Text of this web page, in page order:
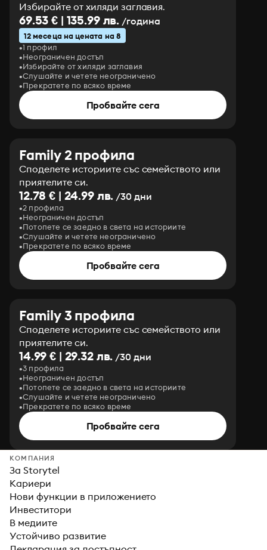
Избирайте от хиляди заглавия.
69.53 € | 135.99 лв. /година
12 месеца на цената на 8
1 профил
Неограничен достъп
Избирайте от хиляди заглавия
Слушайте и четете неограничено
Прекратете по всяко време
Пробвайте сега
Family 2 профила
Споделете историите със семейството или
приятелите си.
12.78 € | 24.99 лв. /30 дни
2 профила
Неограничен достъп
Потопете се заедно в света на историите
Слушайте и четете неограничено
Прекратете по всяко време
Пробвайте сега
Family 3 профила
Споделете историите със семейството или
приятелите си.
14.99 € | 29.32 лв. /30 дни
3 профила
Неограничен достъп
Потопете се заедно в света на историите
Слушайте и четете неограничено
Прекратете по всяко време
Пробвайте сега
КОМПАНИЯ
За Storytel
Кариери
Нови функции в приложението
Инвеститори
В медиите
Устойчиво развитие